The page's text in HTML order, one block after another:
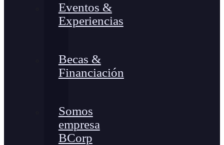
Eventos &
Experiencias
Becas &
Financiación
Somos
empresa
BCorp